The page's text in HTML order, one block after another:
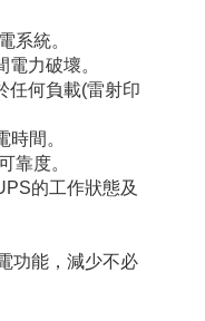
系統。
力破壞。
任何負載(雷射印
時間。
靠度。
的工作狀態及
功能，減少不必